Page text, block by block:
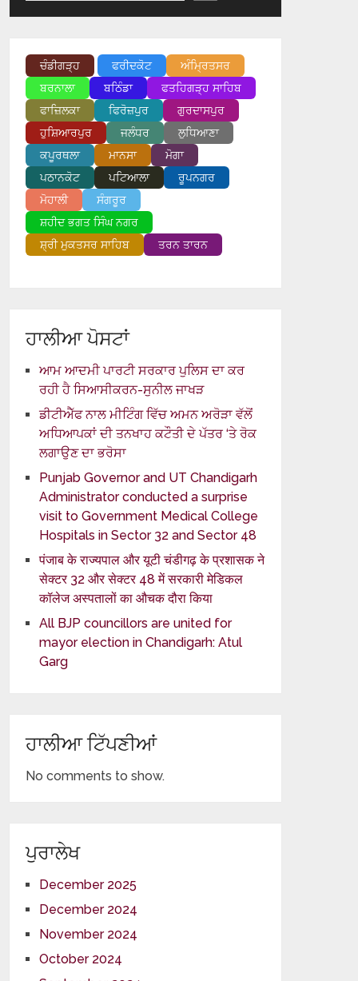
ਚੰਡੀਗੜ੍ਹ ਫਰੀਦਕੋਟ
ਅੰਮ੍ਰਿਤਸਰ
ਬਰਨਾਲਾ
ਬਠਿੰਡਾ
ਫਤਹਿਗੜ੍ਹ ਸਾਹਿਬ
ਫਾਜ਼ਿਲਕਾ
ਫਿਰੋਜ਼ਪੁਰ
ਗੁਰਦਾਸਪੁਰ
ਹੁਸ਼ਿਆਰਪੁਰ
ਜਲੰਧਰ
ਲੁਧਿਆਣਾ
ਕਪੂਰਥਲਾ
ਮਾਨਸਾ
ਮੋਗਾ
ਪਠਾਨਕੋਟ
ਪਟਿਆਲਾ
ਰੂਪਨਗਰ
ਮੋਹਾਲੀ
ਸੰਗਰੂਰ
ਸ਼ਹੀਦ ਭਗਤ ਸਿੰਘ ਨਗਰ
ਸ਼੍ਰੀ ਮੁਕਤਸਰ ਸਾਹਿਬ
ਤਰਨ ਤਾਰਨ
ਹਾਲੀਆ ਪੋਸਟਾਂ
ਆਮ ਆਦਮੀ ਪਾਰਟੀ ਸਰਕਾਰ ਪੁਲਿਸ ਦਾ ਕਰ
ਰਹੀ ਹੈ ਸਿਆਸੀਕਰਨ-ਸੁਨੀਲ ਜਾਖੜ
ਡੀਟੀਐੱਫ ਨਾਲ ਮੀਟਿੰਗ ਵਿੱਚ ਅਮਨ ਅਰੋੜਾ ਵੱਲੋਂ
ਅਧਿਆਪਕਾਂ ਦੀ ਤਨਖਾਹ ਕਟੌਤੀ ਦੇ ਪੱਤਰ ‘ਤੇ ਰੋਕ
ਲਗਾਉਣ ਦਾ ਭਰੋਸਾ
Punjab Governor and UT Chandigarh
Administrator conducted a surprise
visit to Government Medical College
Hospitals in Sector 32 and Sector 48
पंजाब के राज्यपाल और यूटी चंडीगढ़ के प्रशासक ने
सेक्टर 32 और सेक्टर 48 में सरकारी मेडिकल
कॉलेज अस्पतालों का औचक दौरा किया
All BJP councillors are united for
mayor election in Chandigarh: Atul
Garg
ਹਾਲੀਆ ਟਿੱਪਣੀਆਂ
No comments to show.
ਪੁਰਾਲੇਖ
December 2025
December 2024
November 2024
October 2024